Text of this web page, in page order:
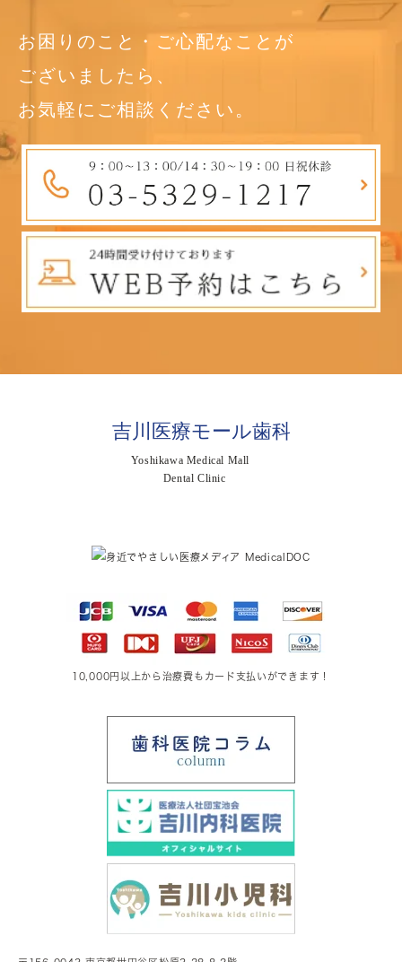
お困りのこと・ご心配なことが
ございましたら、
お気軽にご相談ください。
10,000円以上から治療費もカード支払いができます！